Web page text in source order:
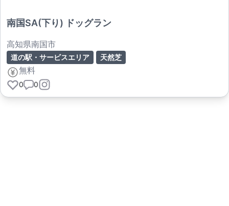
南国SA(下り) ドッグラン
高知県南国市
道の駅・サービスエリア 天然芝
無料
0 0